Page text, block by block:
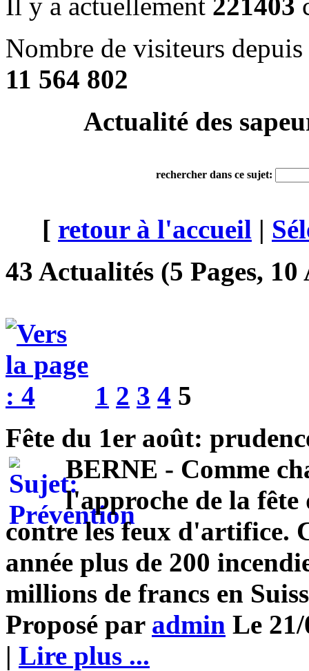
Nombre de visiteurs
11 564 802
Actualité des
rechercher dans ce sujet:
[ retour à l'accueil |
43 Actualités (5 Pages,
1 2 3 4 5
Fête du 1er août:
BERNE - Comme
l'approche de la fête
contre les feux d'artifice.
année plus de 200
millions de francs en
Proposé par admin Le
| Lire plus ...